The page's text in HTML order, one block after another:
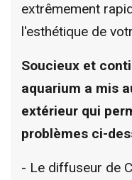
extrêmement
l'esthétique de
Soucieux et
aquarium a mis
extérieur qui
problèmes ci-
- Le diffuseur de